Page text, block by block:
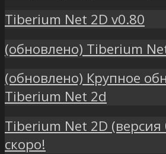
Tiberium Net 2D v0.80
(обновлено) Tiberium
(обновлено) Крупное
Tiberium Net 2d
Tiberium Net 2D (версия
скоро!